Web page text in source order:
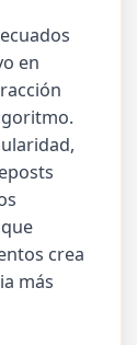
en
crea
más